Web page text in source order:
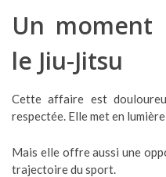
Un moment
le Jiu-Jitsu
Cette affaire est
respectée. Elle met en
Mais elle offre aussi une
trajectoire du sport.